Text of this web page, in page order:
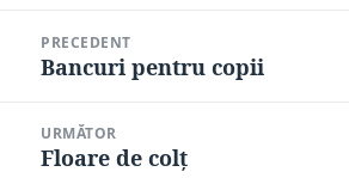
articole
PRECEDENT
Articolul
Bancuri pentru copii
URMĂTOR
Articolul
Floare de colț